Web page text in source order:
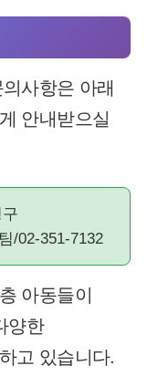
사항은 아래
안내받으실
/02-351-7132
아동들이
양한
고 있습니다.